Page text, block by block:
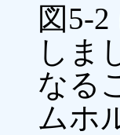
図5-
しま
なる
ムホ